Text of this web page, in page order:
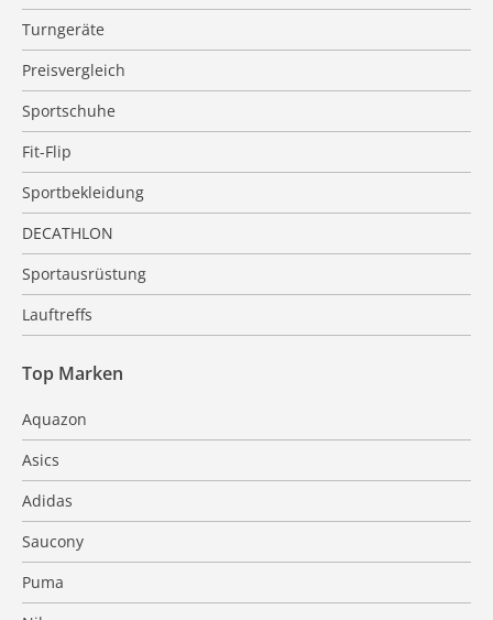
Turngeräte
Preisvergleich
Sportschuhe
Fit-Flip
Sportbekleidung
DECATHLON
Sportausrüstung
Lauftreffs
Top Marken
Aquazon
Asics
Adidas
Saucony
Puma